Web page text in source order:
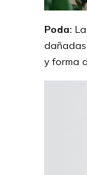
Poda:
dañadas
y forma